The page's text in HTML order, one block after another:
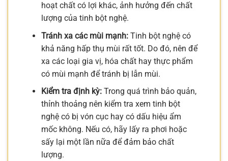
hoạt chất có lợi khác, ảnh hưởng đến chất
lượng của tinh bột nghệ.
Tránh xa các mùi mạnh:Tinh bột nghệ có
khả năng hấp thụ mùi rất tốt. Do đó, nên để
xa các loại gia vị, hóa chất hay thực phẩm
có mùi mạnh để tránh bị lẫn mùi.
Kiểm tra định kỳ:Trong quá trình bảo quản,
thỉnh thoảng nên kiểm tra xem tinh bột
nghệ có bị vón cục hay có dấu hiệu ẩm
mốc không. Nếu có, hãy lấy ra phơi hoặc
sấy lại một lần nữa để đảm bảo chất
lượng.